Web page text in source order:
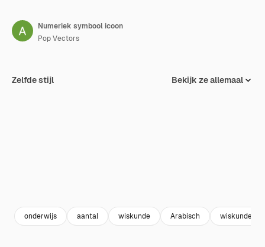
Numeriek symbool icoon
Pop Vectors
Zelfde stijl Bekijk ze allemaal
onderwijs aantal wiskunde Arabisch wiskunde